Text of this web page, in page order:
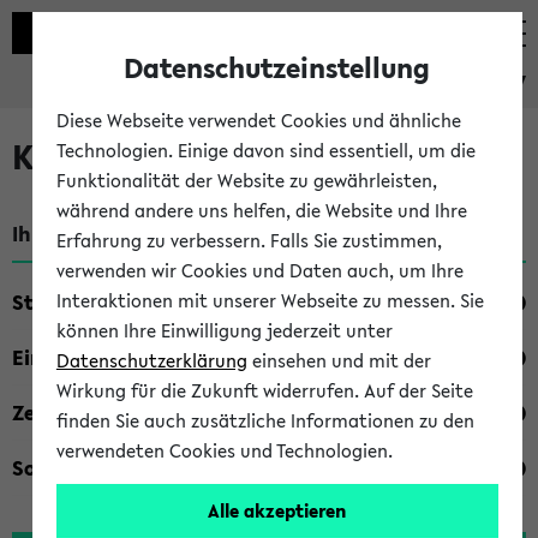
eKVV
Kombisuche im eKVV
Ihre Suchkriterien:
Studienfach
Einrichtung
Zeiten
Sonstiges
Datenschutzeinstellung
Diese Webseite verwendet Cookies und ähnliche
Technologien. Einige davon sind essentiell, um die
Funktionalität der Website zu gewährleisten,
während andere uns helfen, die Website und Ihre
Erfahrung zu verbessern. Falls Sie zustimmen,
verwenden wir Cookies und Daten auch, um Ihre
Interaktionen mit unserer Webseite zu messen. Sie
können Ihre Einwilligung jederzeit unter
Datenschutzerklärung einsehen und mit der
Wirkung für die Zukunft widerrufen. Auf der Seite
finden Sie auch zusätzliche Informationen zu den
verwendeten Cookies und Technologien.
Alle akzeptieren